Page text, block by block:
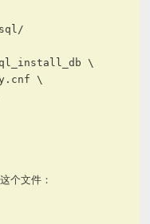
\
\
文件：